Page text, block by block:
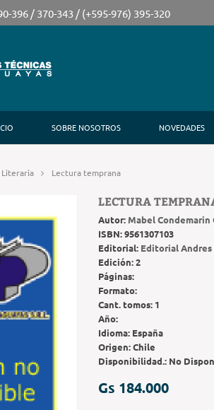
396 / 370-343 / (+595-976) 395-320
SOBRE NOSOTROS NOVEDADES
Literaria Lectura temprana
LECTURA
Autor: Mabel Condemarin
ISBN:9561307103
Editorial: Editorial
Edición:2
Páginas:
Formato:
Cant. tomos: 1
Año:
Idioma: España
Origen:Chile
Disponibilidad.: No
Gs 184.000